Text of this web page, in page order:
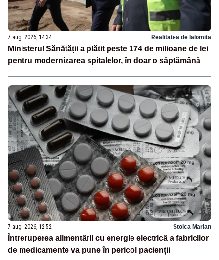
7 aug. 2026, 14:34 Realitatea de Ialomita
Ministerul Sănătății a plătit peste 174 de milioane de lei
pentru modernizarea spitalelor, în doar o săptămână
7 aug. 2026, 12:52 Stoica Marian
Întreruperea alimentării cu energie electrică a fabricilor
de medicamente va pune în pericol pacienții